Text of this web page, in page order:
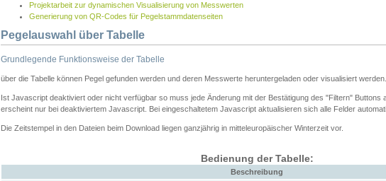
Projektarbeit zur dynamischen Visualisierung von Messwerten
Generierung von QR-Codes für Pegelstammdatenseiten
Pegelauswahl über Tabelle
Grundlegende Funktionsweise der Tabelle
über die Tabelle können Pegel gefunden werden und deren Messwerte heruntergeladen oder visualisiert werden.
Ist Javascript deaktiviert oder nicht verfügbar so muss jede Änderung mit der Bestätigung des "Filtern" Buttons
erscheint nur bei deaktiviertem Javascript. Bei eingeschaltetem Javascript aktualisieren sich alle Felder
Die Zeitstempel in den Dateien beim Download liegen ganzjährig in mitteleuropäischer Winterzeit vor.
Bedienung der Tabelle:
Beschreibung